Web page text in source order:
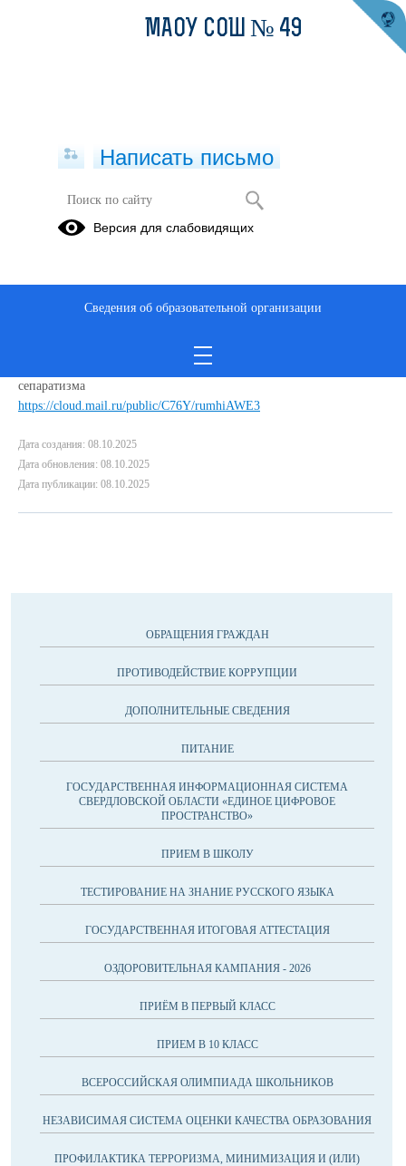
Памятки
https://atk.midural.ru/article/show/id/1041
Ссылка на информационные материалы, направленные на
противодействие идеологии терроризма и профилактику
сепаратизма
https://cloud.mail.ru/public/C76Y/rumhiAWE3
Дата создания: 08.10.2025
Дата обновления: 08.10.2025
Дата публикации: 08.10.2025
ОБРАЩЕНИЯ ГРАЖДАН
ПРОТИВОДЕЙСТВИЕ КОРРУПЦИИ
ДОПОЛНИТЕЛЬНЫЕ СВЕДЕНИЯ
ПИТАНИЕ
ГОСУДАРСТВЕННАЯ ИНФОРМАЦИОННАЯ СИСТЕМА
СВЕРДЛОВСКОЙ ОБЛАСТИ «ЕДИНОЕ ЦИФРОВОЕ
ПРОСТРАНСТВО»
ПРИЕМ В ШКОЛУ
ТЕСТИРОВАНИЕ НА ЗНАНИЕ РУССКОГО ЯЗЫКА
ГОСУДАРСТВЕННАЯ ИТОГОВАЯ АТТЕСТАЦИЯ
ОЗДОРОВИТЕЛЬНАЯ КАМПАНИЯ - 2026
ПРИЁМ В ПЕРВЫЙ КЛАСС
ПРИЕМ В 10 КЛАСС
ВСЕРОССИЙСКАЯ ОЛИМПИАДА ШКОЛЬНИКОВ
НЕЗАВИСИМАЯ СИСТЕМА ОЦЕНКИ КАЧЕСТВА ОБРАЗОВАНИЯ
ПРОФИЛАКТИКА ТЕРРОРИЗМА, МИНИМИЗАЦИЯ И (ИЛИ)
МАОУ СОШ № 49
Написать письмо
Версия для слабовидящих
Сведения об образовательной организации